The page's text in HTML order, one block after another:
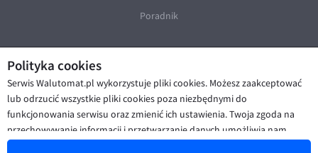
Polityka cookies
Serwis Walutomat.pl wykorzystuje pliki cookies. Możesz zaakceptować
lub odrzucić wszystkie pliki cookies poza niezbędnymi do
funkcjonowania serwisu oraz zmienić ich ustawienia. Twoja zgoda na
przechowywanie informacji i przetwarzanie danych umożliwia nam
poprawę funkcjonalności strony oraz prezentowanie Ci
Poradnik
© Walutomat 2026 | Regulaminy
|
Polityka prywatności i cookies | Deklaracja dostępności